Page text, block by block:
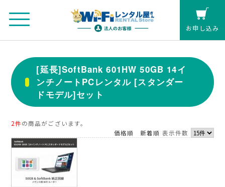
お申し込み
法人のお客さまマイページ
カート
個人の方(クレジットカード払い)
[延長]SoftBank 601HW 50GB 14イ
ンチノートPCレンタル [スタンダー
ドモデル]セット
2件の商品がございます。
価格順
新着順 表示件数